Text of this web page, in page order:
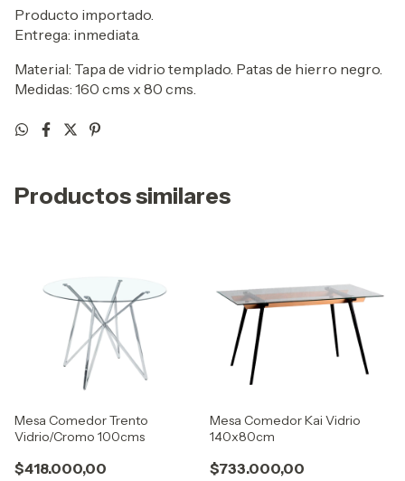
Producto importado.
Entrega: inmediata.
Material: Tapa de vidrio templado. Patas de hierro negro.
Medidas: 160 cms x 80 cms.
Productos similares
Mesa Comedor Trento
Vidrio/Cromo 100cms
$418.000,00
Mesa Comedor Kai Vidrio
140x80cm
$733.000,00